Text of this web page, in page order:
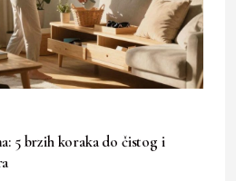
5 brzih koraka do čistog i